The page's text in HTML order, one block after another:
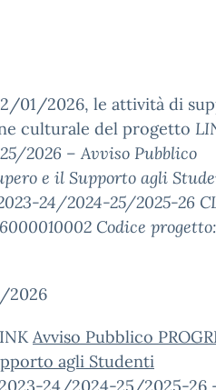
01/2026, le attività di
culturale del progetto
2026 – Avviso Pubblico
e il Supporto agli
24/2024-25/2025-26
Codice progetto:
2026
Avviso Pubblico
agli Studenti